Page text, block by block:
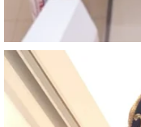
#旅行好きな
#一人旅
#女性マジシ
#出張マジック
#マジシャン派
#イリュージョ
#和歌山県